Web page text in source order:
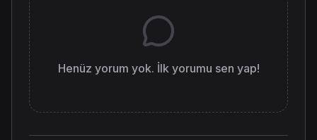
Henüz yorum yok. İlk yorumu sen yap!